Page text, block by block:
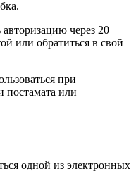
через 20
или обратиться в свой
при
постамата или
одной из электронных